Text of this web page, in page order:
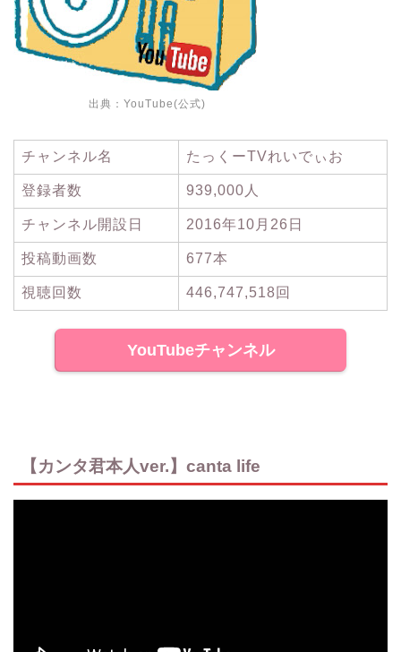
出典： YouTube(公式)
チャンネル名 たっくーTVれいでぃお
登録者数 939,000人
チャンネル開設日 2016年10月26日
投稿動画数 677本
視聴回数 446,747,518回
YouTubeチャンネル
【カンタ君本人ver.】canta life